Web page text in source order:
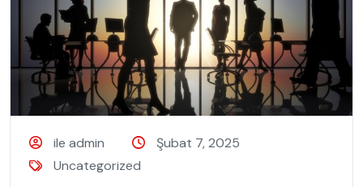
ile admin
Şubat 7, 2025
Uncategorized